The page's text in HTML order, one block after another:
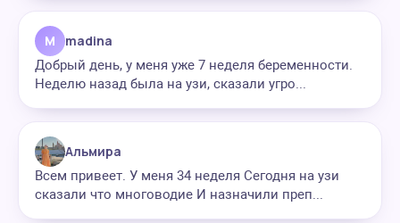
M madina
Добрый день, у меня уже 7 неделя беременности.
Неделю назад была на узи, сказали угро...
Альмира
Всем привеет. У меня 34 неделя Сегодня на узи
сказали что многоводие И назначили преп...